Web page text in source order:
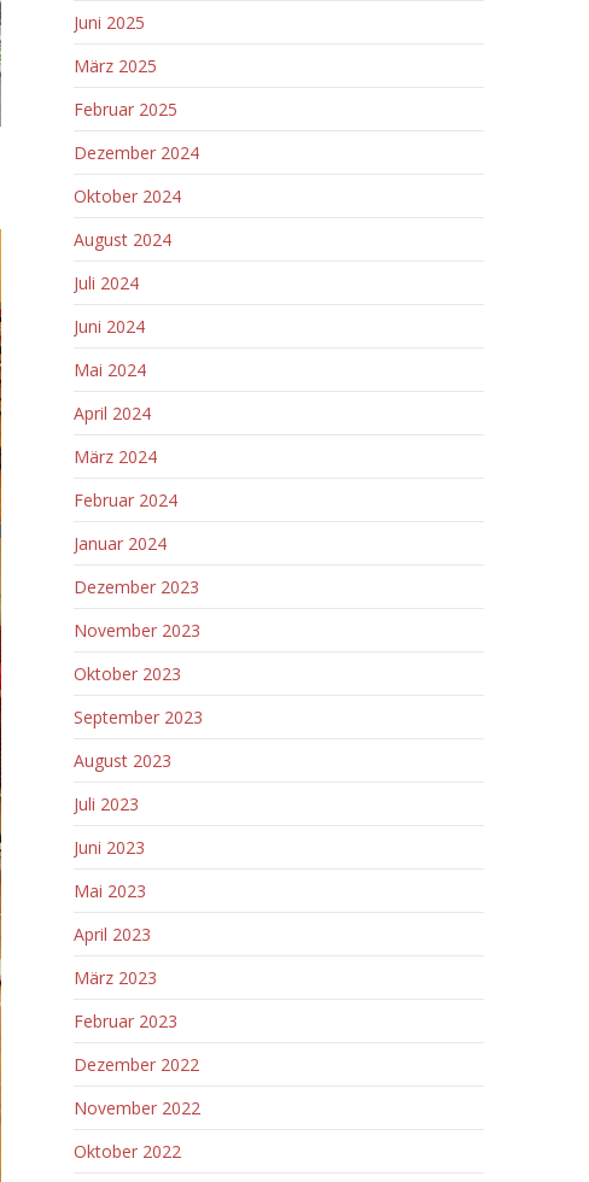
Juni 2025
März 2025
Februar 2025
Dezember 2024
Oktober 2024
August 2024
Juli 2024
Juni 2024
Mai 2024
April 2024
März 2024
Februar 2024
Januar 2024
Dezember 2023
November 2023
Oktober 2023
September 2023
August 2023
Juli 2023
Juni 2023
Mai 2023
April 2023
März 2023
Februar 2023
Dezember 2022
November 2022
Oktober 2022